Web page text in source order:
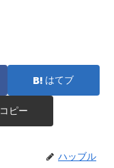
はてブ
コピー
ハッブル